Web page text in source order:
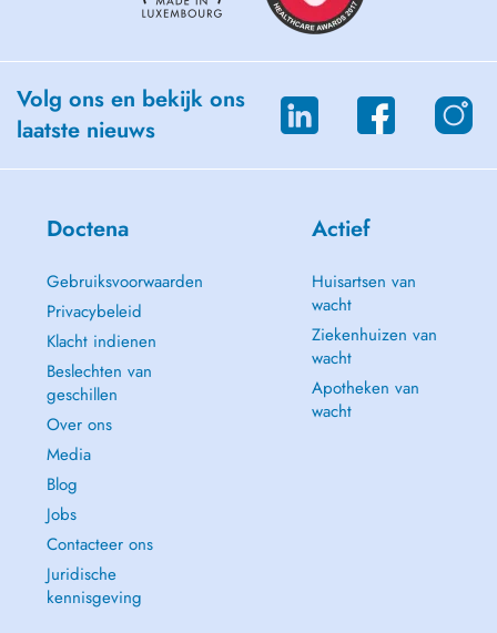
Volg ons en bekijk ons
laatste nieuws
Doctena
Gebruiksvoorwaarden
Privacybeleid
Klacht indienen
Beslechten van
geschillen
Over ons
Media
Blog
Jobs
Contacteer ons
Juridische
kennisgeving
Actief
Huisartsen van
wacht
Ziekenhuizen van
wacht
Apotheken van
wacht